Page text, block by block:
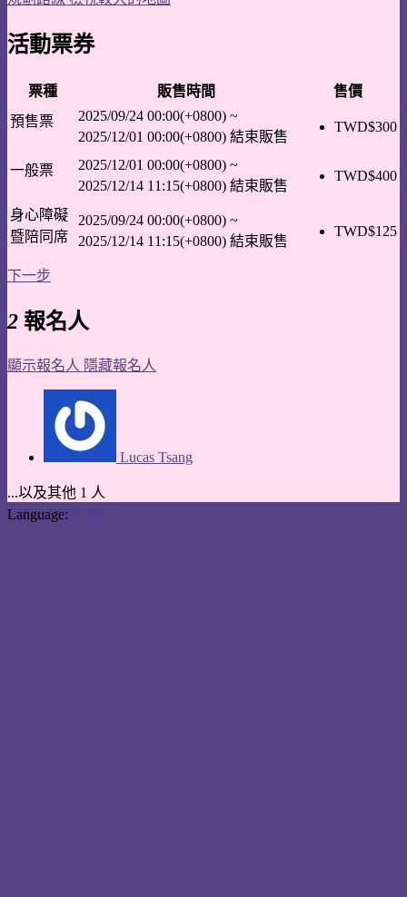
活動票券
票種 販售時間
售價
預售票
2025/09/24 00:00(+0800) ~
2025/12/01 00:00(+0800) 結束販售
TWD$300
一般票 2025/12/01 00:00(+0800) ~
2025/12/14 11:15(+0800) 結束販售
TWD$400
身心障礙
暨陪同席
2025/09/24 00:00(+0800) ~
2025/12/14 11:15(+0800) 結束販售
TWD$125
下一步
2 報名人
顯示報名人 隱藏報名人
Lucas Tsang
...以及其他 1 人
Language: